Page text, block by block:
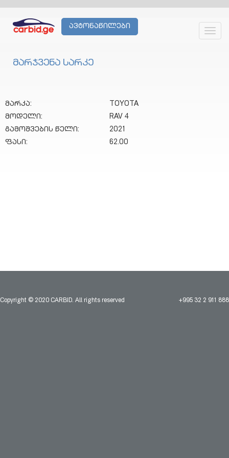
ავტონაწილები
მარჯვენა სარკე
მარკა:
TOYOTA
მოდელი:
RAV 4
გამოშვების წელი:
2021
ფასი:
62.00
Copyright © 2020 CARBID. All rights reserved +995 32 2 911 888